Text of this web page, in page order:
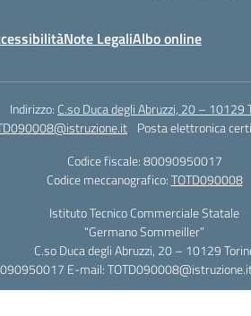
Note LegaliAlbo online
Indirizzo: C.so Duca degli Abruzzi, 20 – 10129
Posta elettronica
Codice fiscale: 80090950017
Codice meccanografico:TOTD090008
Istituto Tecnico Commerciale Statale
“Germano Sommeiller”
C.so Duca degli Abruzzi, 20 – 10129
E-mail: